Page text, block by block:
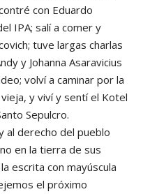
con Eduardo
IPA; salí a comer y
tuve largas charlas
y Johanna Asaravicius
volví a caminar por la
y viví y sentí el Kotel
Sepulcro.
al derecho del pueblo
en la tierra de sus
escrita con mayúscula
el próximo